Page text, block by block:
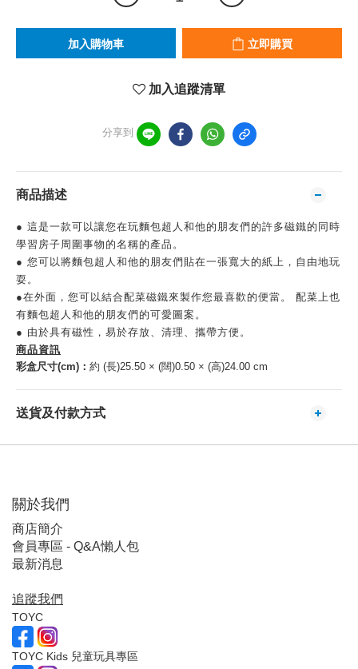
加入購物車 立即購買
加入追蹤清單
分享到
商品描述
● 這是一款可以讓您在玩麵包超人和他的朋友們的許多磁鐵的同時
學習房子周圍事物的名稱的產品。
● 您可以將麵包超人和他的朋友們貼在一張寬大的紙上，自由地玩
耍。
●在外面，您可以結合配菜磁鐵來製作您最喜歡的便當。 配菜上也
有麵包超人和他的朋友們的可愛圖案。
● 由於具有磁性，易於存放、清理、攜帶方便。
商品資訊
彩盒尺寸(cm)： 約 (長)25.50 × (闊)0.50 × (高)24.00 cm
送貨及付款方式
關於我們
商店簡介
會員專區 - Q&A懶人包
最新消息
追蹤我們
TOYC
TOYC Kids 兒童玩具專區